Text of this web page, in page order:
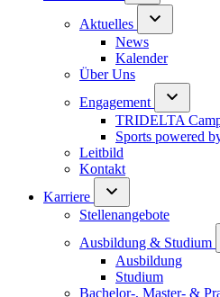
Aktuelles
News
Kalender
Über Uns
Engagement
TRIDELTA
Sports powered
Leitbild
Kontakt
Karriere
Stellenangebote
Ausbildung & Studium
Ausbildung
Studium
Bachelor-, Master- &